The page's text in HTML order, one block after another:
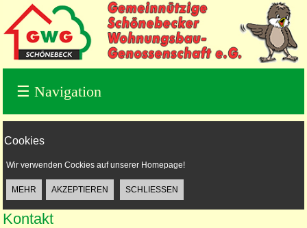
☰ Navigation
Cookies
Wir verwenden Cockies auf unserer Homepage!
Kontakt